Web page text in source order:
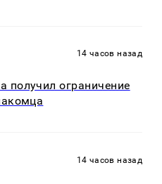
14 часов назад
ограничение
14 часов назад